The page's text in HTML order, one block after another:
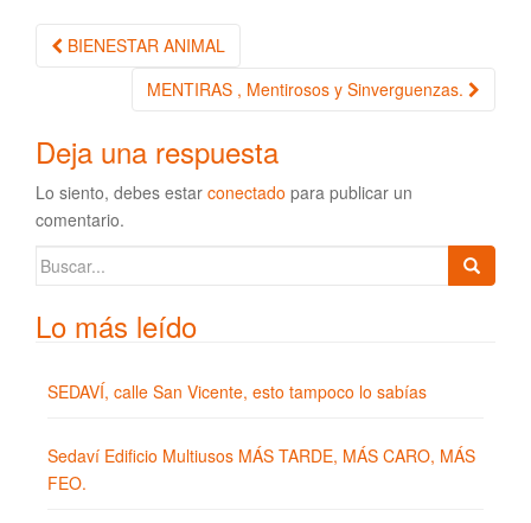
Navegación de la entrada
BIENESTAR ANIMAL
MENTIRAS , Mentirosos y Sinverguenzas.
Deja una respuesta
Lo siento, debes estar conectado para publicar un
comentario.
Buscar:
Lo más leído
SEDAVÍ, calle San Vicente, esto tampoco lo sabías
Sedaví Edificio Multiusos MÁS TARDE, MÁS CARO, MÁS
FEO.